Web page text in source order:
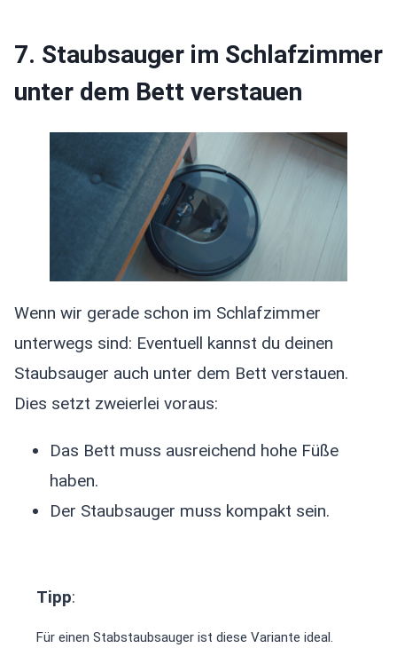
7. Staubsauger im Schlafzimmer
unter dem Bett verstauen
Wenn wir gerade schon im Schlafzimmer
unterwegs sind: Eventuell kannst du deinen
Staubsauger auch unter dem Bett verstauen.
Dies setzt zweierlei voraus:
Das Bett muss ausreichend hohe Füße
haben.
Der Staubsauger muss kompakt sein.
Tipp:
Für einen Stabstaubsauger ist diese Variante ideal.